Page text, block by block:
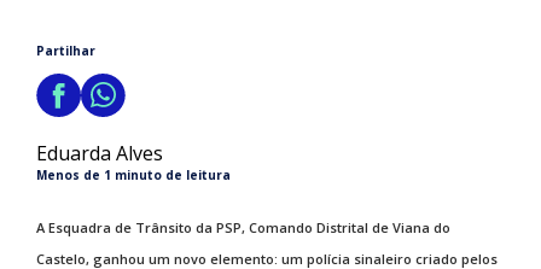
Partilhar
Eduarda Alves
Menos de 1 minuto de leitura
A Esquadra de Trânsito da PSP, Comando Distrital de Viana do
Castelo, ganhou um novo elemento: um polícia sinaleiro criado pelos